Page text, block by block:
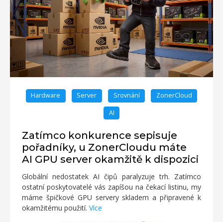
Hardware Server Srovnání ZonerCloud
AI
Zatímco konkurence sepisuje
pořadníky, u ZonerCloudu máte
AI GPU server okamžitě k dispozici
Globální nedostatek AI čipů paralyzuje trh. Zatímco
ostatní poskytovatelé vás zapíšou na čekací listinu, my
máme špičkové GPU servery skladem a připravené k
okamžitému použití. Více